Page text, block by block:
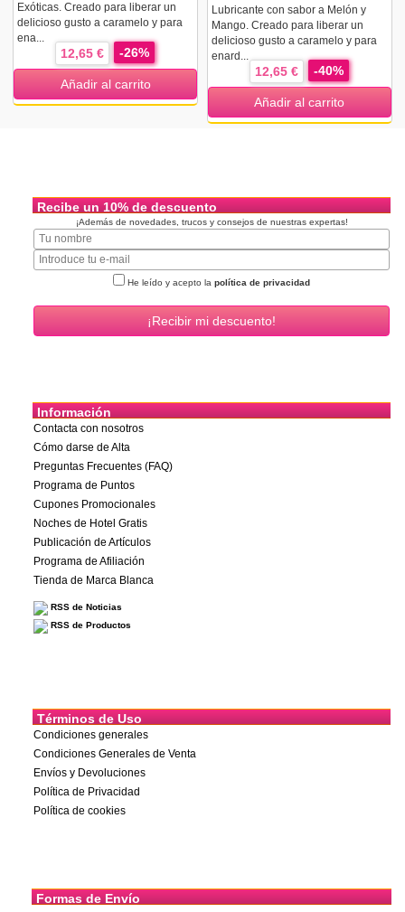
Exóticas. Creado para liberar un
delicioso gusto a caramelo y para
ena...
12,65 € -26%
Añadir al carrito
Lubricante con sabor a Melón y
Mango. Creado para liberar un
delicioso gusto a caramelo y para
enard...
12,65 € -40%
Añadir al carrito
Recibe un 10% de descuento
¡Además de novedades, trucos y consejos de nuestras expertas!
He leído y acepto la política de privacidad
Información
Contacta con nosotros
Cómo darse de Alta
Preguntas Frecuentes (FAQ)
Programa de Puntos
Cupones Promocionales
Noches de Hotel Gratis
Publicación de Artículos
Programa de Afiliación
Tienda de Marca Blanca
RSS de Noticias
RSS de Productos
Términos de Uso
Condiciones generales
Condiciones Generales de Venta
Envíos y Devoluciones
Política de Privacidad
Política de cookies
Formas de Envío